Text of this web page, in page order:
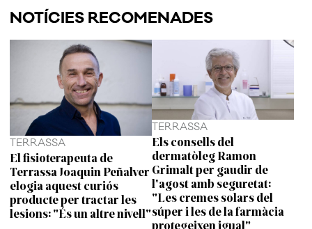
NOTÍCIES RECOMENADES
TERRASSA
El fisioterapeuta de
Terrassa Joaquin Peñalver
elogia aquest curiós
producte per tractar les
lesions: "És un altre nivell"
TERRASSA
Els consells del
dermatòleg Ramon
Grimalt per gaudir de
l'agost amb seguretat:
"Les cremes solars del
súper i les de la farmàcia
protegeixen igual"